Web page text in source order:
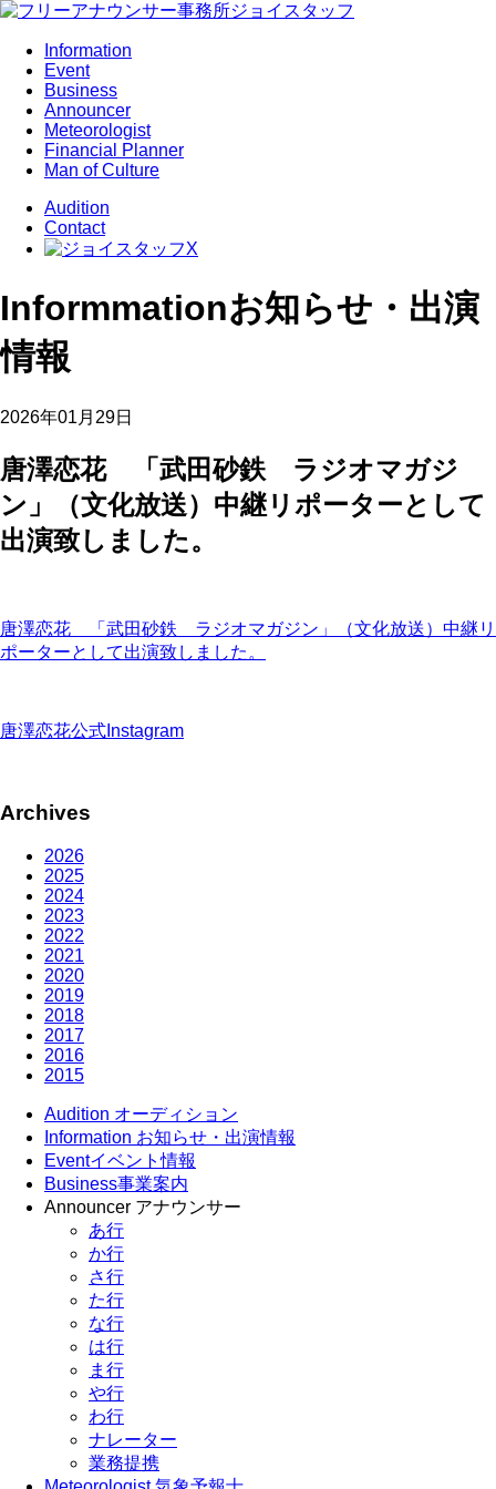
Information
Event
Business
Announcer
Meteorologist
Financial Planner
Man of Culture
Audition
Contact
Informmationお知らせ・出演
情報
2026年01月29日
唐澤恋花 「武田砂鉄 ラジオマガジ
ン」（文化放送）中継リポーターとして
出演致しました。
唐澤恋花 「武田砂鉄 ラジオマガジン」（文化放送）中継リ
ポーターとして出演致しました。
唐澤恋花公式Instagram
Archives
2026
2025
2024
2023
2022
2021
2020
2019
2018
2017
2016
2015
Audition オーディション
Information お知らせ・出演情報
Eventイベント情報
Business事業案内
Announcer アナウンサー
あ行
か行
さ行
た行
な行
は行
ま行
や行
わ行
ナレーター
業務提携